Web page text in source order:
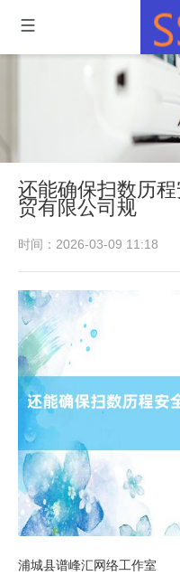
还能确保扫数历
贸有限公司规
时间：2026-03-09 11:18
浦城县谱峰汇网络工作室